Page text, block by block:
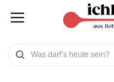
Was wollen Sie suchen
Suchen